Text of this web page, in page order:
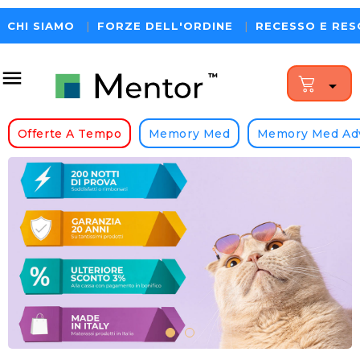
CHI SIAMO | FORZE DELL'ORDINE | RECESSO E
 
Offerte A Tempo Memory Med Memory Med